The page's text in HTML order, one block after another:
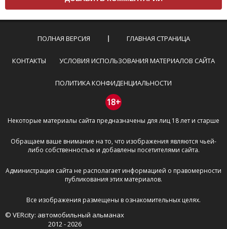
Комментарий не может быть слишком
эмоциональных высказываний.
Не стоит отклоняться от предмета обсуждения.
Пожалуйста, не используйте в комментарие
призывы к насилию и высказывания,
направленные на разжигание расовой,
межнациональной и религиозной розни —
пожалейте наших модераторов, они кстати
очень славные ребята, поверьте.
буквами.
Не копируйте рецензии с других сайтов, нам
важно именно ваше мнение.
Не размещайте рекламу!
И запаситесь терпением, все комментарии
публикуются только после модерации, поэтому ваш
отзыв может появиться на сайте с некоторым
ПОЛНАЯ ВЕРСИЯ ГЛАВНАЯ СТРАНИЦА
КОНТАКТЫ УСЛОВИЯ ИСПОЛЬЗОВАНИЯ МАТЕРИАЛОВ САЙТА
ПОЛИТИКА КОНФИДЕНЦИАЛЬНОСТИ
18+
Некоторые материалы сайта предназначены для лиц 18 лет и старше
Обращаем ваше внимание на то, что изображения являются чьей-
либо собственностью и добавлены посетителями сайта.
Администрация сайта не располагает информацией о правомерности
публикования этих материалов.
Все изображения размещены в ознакомительных целях.
© VERcity: автомобильный альманах
2012 - 2026